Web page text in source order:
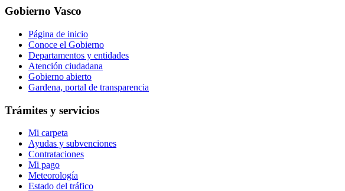
Gobierno Vasco
Página de inicio
Conoce el Gobierno
Departamentos y entidades
Atención ciudadana
Gobierno abierto
Gardena, portal de transparencia
Trámites y servicios
Mi carpeta
Ayudas y subvenciones
Contrataciones
Mi pago
Meteorología
Estado del tráfico